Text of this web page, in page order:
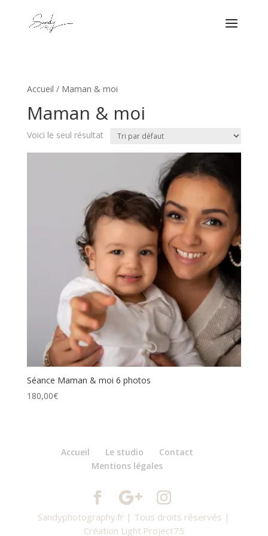
Accueil / Maman & moi
Maman & moi
Voici le seul résultat
Séance Maman & moi 6 photos
180,00€
Accueil Le studio
Contact
Mentions légales
Sandyphotography.fr | Tous droits réservés |
Création Light.Project75